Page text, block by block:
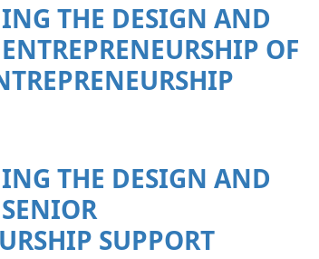
THE DESIGN AND
OF
THE DESIGN AND
SUPPORT